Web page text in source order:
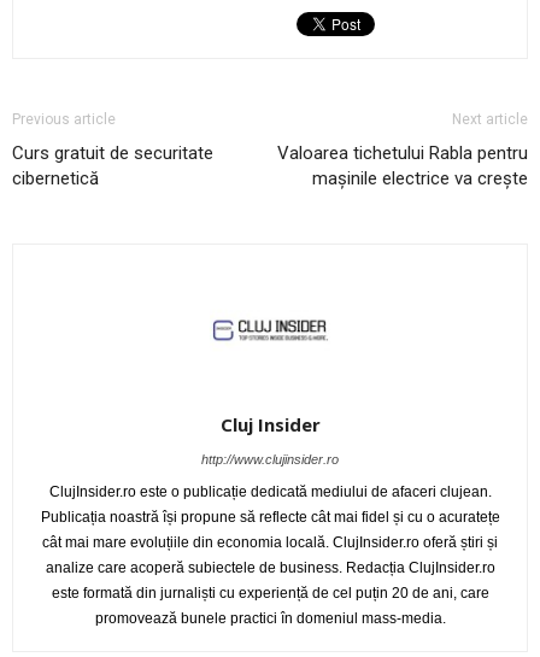
Previous article
Curs gratuit de securitate
cibernetică
Next article
Valoarea tichetului Rabla pentru
mașinile electrice va crește
Cluj Insider
http://www.clujinsider.ro
ClujInsider.ro este o publicație dedicată mediului de afaceri clujean.
Publicația noastră își propune să reflecte cât mai fidel și cu o acuratețe
cât mai mare evoluțiile din economia locală. ClujInsider.ro oferă știri și
analize care acoperă subiectele de business. Redacția ClujInsider.ro
este formată din jurnaliști cu experiență de cel puțin 20 de ani, care
promovează bunele practici în domeniul mass-media.